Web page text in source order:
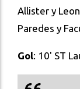
Allister y
Paredes y
Gol: 10' ST